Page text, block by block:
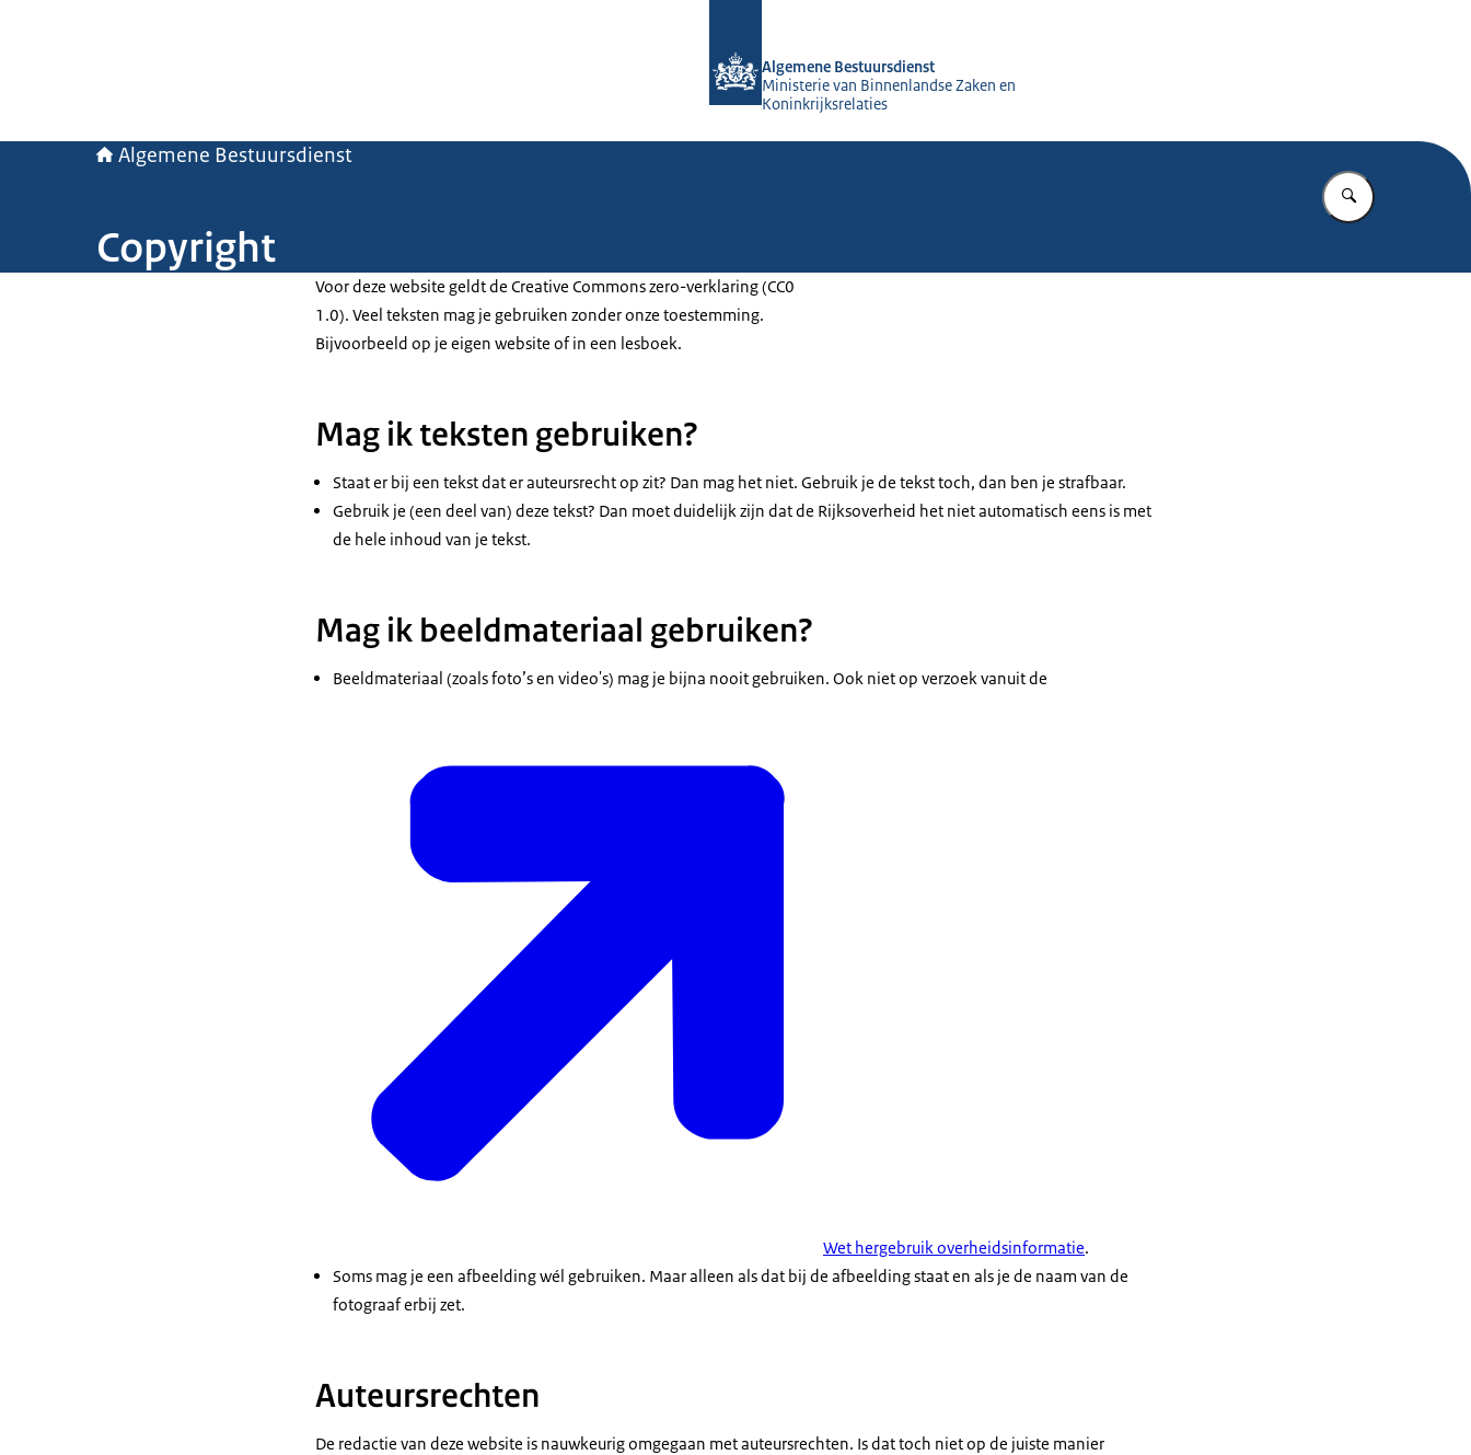
Algemene Bestuursdienst
Ministerie van Binnenlandse Zaken en
Koninkrijksrelaties
Algemene Bestuursdienst
Vul in wat u
Copyright
Voor deze website geldt de Creative Commons zero-verklaring (CC0
1.0). Veel teksten mag je gebruiken zonder onze toestemming.
Bijvoorbeeld op je eigen website of in een lesboek.
Mag ik teksten gebruiken?
Staat er bij een tekst dat er auteursrecht op zit? Dan mag het niet. Gebruik je de tekst toch, dan ben je strafbaar.
Gebruik je (een deel van) deze tekst? Dan moet duidelijk zijn dat de Rijksoverheid het niet automatisch eens is met
de hele inhoud van je tekst.
Mag ik beeldmateriaal gebruiken?
Beeldmateriaal (zoals foto’s en video's) mag je bijna nooit gebruiken. Ook niet op verzoek vanuit de
Wet hergebruik overheidsinformatie.
Soms mag je een afbeelding wél gebruiken. Maar alleen als dat bij de afbeelding staat en als je de naam van de
fotograaf erbij zet.
Auteursrechten
De redactie van deze website is nauwkeurig omgegaan met auteursrechten. Is dat toch niet op de juiste manier